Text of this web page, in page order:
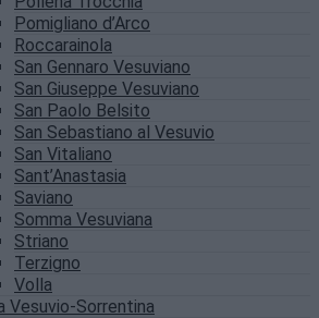
Pomigliano d’Arco
Roccarainola
San Gennaro Vesuviano
San Giuseppe Vesuviano
San Paolo Belsito
San Sebastiano al Vesuvio
San Vitaliano
Sant’Anastasia
Saviano
Somma Vesuviana
Striano
Terzigno
Volla
Vesuvio-Sorrentina